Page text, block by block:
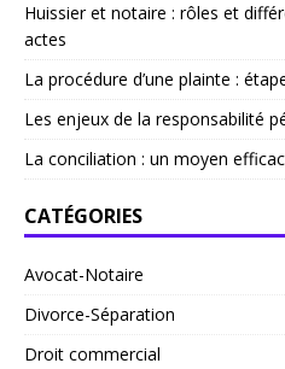
Huissier et notaire : rôles et
actes
La procédure d’une plainte :
Les enjeux de la responsabilité
La conciliation : un moyen
CATÉGORIES
Avocat-Notaire
Divorce-Séparation
Droit commercial